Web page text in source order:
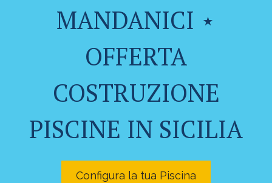
MANDANICI ⋆
OFFERTA
COSTRUZIONE
PISCINE IN SICILIA
Configura la tua Piscina